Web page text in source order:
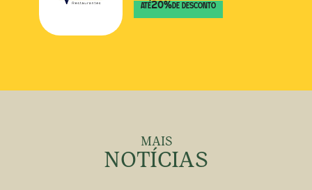
ATÉ20% DE DESCONTO
MAIS
NOTÍCIAS